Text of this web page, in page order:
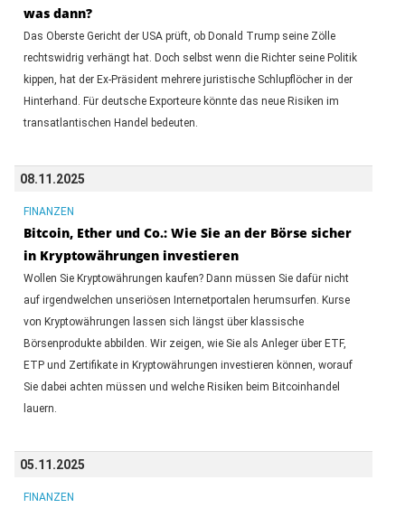
was dann?
Das Oberste Gericht der USA prüft, ob Donald Trump seine Zölle
rechtswidrig verhängt hat. Doch selbst wenn die Richter seine Politik
kippen, hat der Ex-Präsident mehrere juristische Schlupflöcher in der
Hinterhand. Für deutsche Exporteure könnte das neue Risiken im
transatlantischen Handel bedeuten.
08.11.2025
FINANZEN
Bitcoin, Ether und Co.: Wie Sie an der Börse sicher
in Kryptowährungen investieren
Wollen Sie Kryptowährungen kaufen? Dann müssen Sie dafür nicht
auf irgendwelchen unseriösen Internetportalen herumsurfen. Kurse
von Kryptowährungen lassen sich längst über klassische
Börsenprodukte abbilden. Wir zeigen, wie Sie als Anleger über ETF,
ETP und Zertifikate in Kryptowährungen investieren können, worauf
Sie dabei achten müssen und welche Risiken beim Bitcoinhandel
lauern.
05.11.2025
FINANZEN